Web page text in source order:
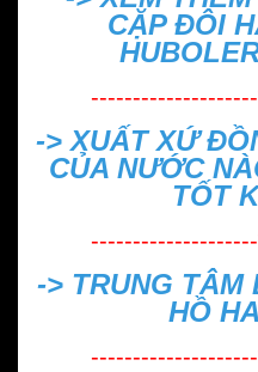
CẶP ĐÔI
->XUẤT XỨ
CỦA NƯỚC
TỐT
-> TRUNG TÂM
HỒ